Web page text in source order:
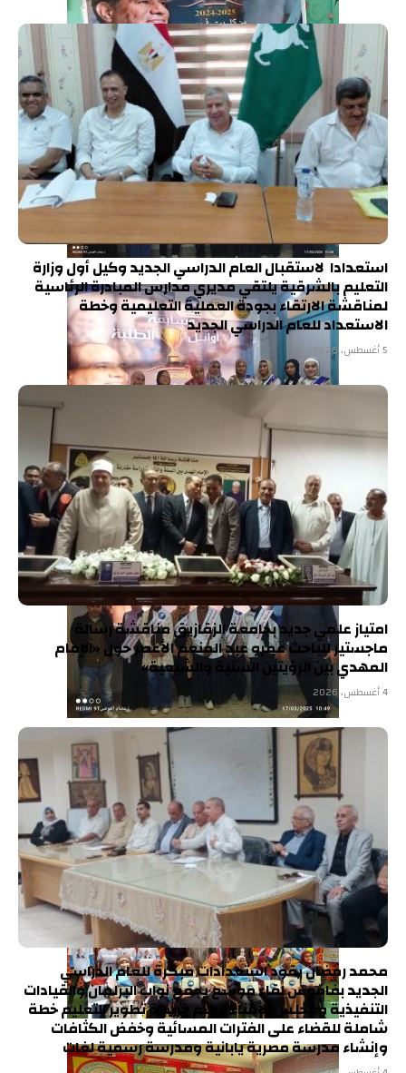
استعدادا لاستقبال العام الدراسي الجديد وكيل أول وزارة
التعليم بالشرقية يلتقي مديري مدارس المبادرة الرئاسية
لمناقشة الارتقاء بجودة العملية التعليمية وخطة
الاستعداد للعام الدراسي الجديد
5 أغسطس، 2026
امتياز علمي جديد بجامعة الزقازيق مناقشة رسالة
ماجستير للباحث عمرو عبد المنعم الأعصر حول «الإمام
المهدي بين الرؤيتين السنية والشيعية»
4 أغسطس، 2026
محمد رمضان يقود استعدادات مبكرة للعام الدراسي
الجديد بفاقوس لقاء موسع يجمع نواب البرلمان والقيادات
التنفيذية ومجلس الأمناء لرسم خريطة تطوير التعليم خطة
شاملة للقضاء على الفترات المسائية وخفض الكثافات
وإنشاء مدرسة مصرية يابانية ومدرسة رسمية لغات